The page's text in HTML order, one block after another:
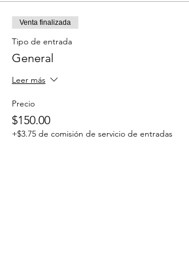
Venta finalizada
Tipo de entrada
General
Leer más
Precio
$150.00
+$3.75 de comisión de servicio de entradas